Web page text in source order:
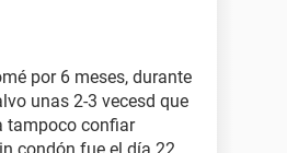
por 6 meses, durante
unas 2-3 vecesd que
tampoco confiar